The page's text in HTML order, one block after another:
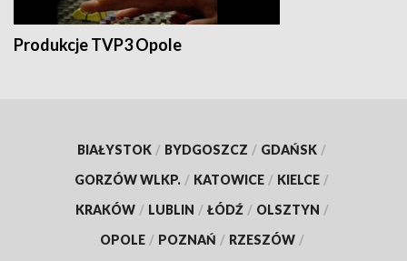
Produkcje TVP3 Opole
BIAŁYSTOK / BYDGOSZCZ / GDAŃSK /
GORZÓW WLKP. / KATOWICE / KIELCE /
KRAKÓW / LUBLIN / ŁÓDŹ / OLSZTYN /
OPOLE / POZNAŃ / RZESZÓW /